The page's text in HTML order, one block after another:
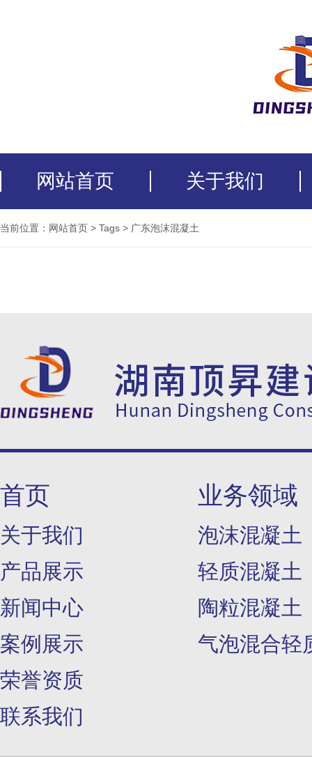
网站首页 关于我们
当前位置： 网站首页 > Tags > 广东泡沫混凝土
首页
关于我们
产品展示
新闻中心
案例展示
荣誉资质
联系我们
业务领域
泡沫混凝土
轻质混凝土
陶粒混凝土
气泡混合轻